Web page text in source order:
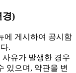
경)
에 게시하여 공시함
.
유가 발생한 경우
있으며, 약관을 변